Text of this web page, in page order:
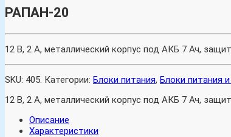
РАПАН-20
12 В, 2 А, металлический корпус под АКБ 7 Ач,
SKU: 405. Категории: Блоки питания, Блоки питания
12 В, 2 А, металлический корпус под АКБ 7 Ач,
Описание
Характеристики